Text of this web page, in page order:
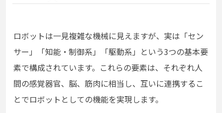
ロボットは一見複雑な機械に見えますが、実は「セン
サー」「知能・制御系」「駆動系」という3つの基本要
素で構成されています。これらの要素は、それぞれ人
間の感覚器官、脳、筋肉に相当し、互いに連携するこ
とでロボットとしての機能を実現します。